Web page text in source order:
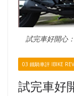
試完車好開心
03 鐵騎車評 IBIKE
試完車好